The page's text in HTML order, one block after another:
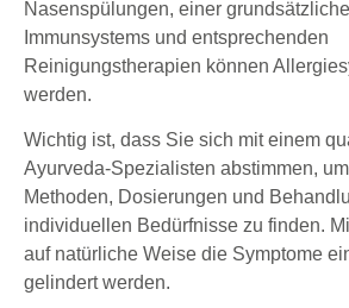
Nasenspülungen, einer
Immunsystems und entsprechenden
Reinigungstherapien können
werden.
Wichtig ist, dass Sie sich mit einem
Ayurveda-Spezialisten abstimmen,
Methoden, Dosierungen und
individuellen Bedürfnisse zu finden.
auf natürliche Weise die Symptome
gelindert werden.